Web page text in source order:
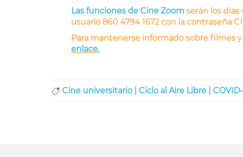
Las funciones de Cine Zoom serán los días
usuario 860 4794 1672 con la contraseña
Para mantenerse informado sobre filmes
enlace.
Cine universitario | Ciclo al Aire Libre | COVID-